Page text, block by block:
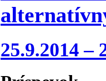
25.9.2014 –